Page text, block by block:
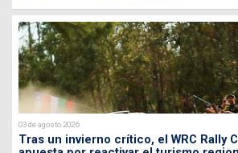
03 de agosto 2026
Tras un invierno crítico, el WRC Rally